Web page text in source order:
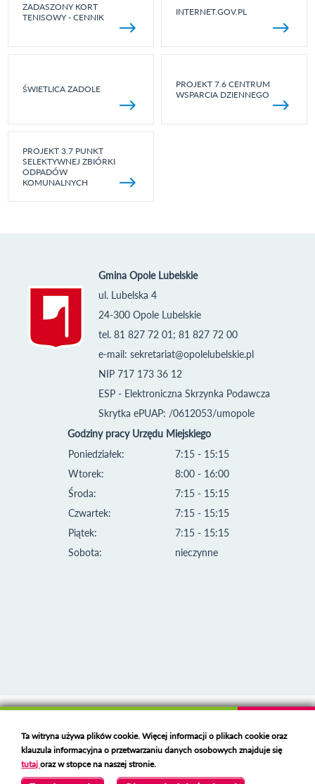
ZADASZONY KORT
TENISOWY - CENNIK
INTERNET.GOV.PL
ŚWIETLICA ZADOLE
PROJEKT 7.6 CENTRUM
WSPARCIA DZIENNEGO
PROJEKT 3.7 PUNKT
SELEKTYWNEJ ZBIÓRKI
ODPADÓW
KOMUNALNYCH
Gmina Opole Lubelskie
ul. Lubelska 4
24-300 Opole Lubelskie
tel. 81 827 72 01; 81 827 72 00
e-mail: sekretariat@opolelubelskie.pl
NIP 717 173 36 12
ESP - Elektroniczna Skrzynka Podawcza
Skrytka ePUAP: /0612053/umopole
Godziny pracy Urzędu Miejskiego
Poniedziałek:
Wtorek:
Środa:
Czwartek:
Piątek:
Sobota:
7:15 - 15:15
8:00 - 16:00
7:15 - 15:15
7:15 - 15:15
7:15 - 15:15
nieczynne
Deklaracja dostępności
Polski serwer RBLhttps://polspam.pl/
Copyright 2023 Urząd Miejski w Opolu Lubelskim
Ta witryna używa plików cookie. Więcej informacji o plikach cookie oraz
klauzula informacyjna o przetwarzaniu danych osobowych znajduje się
tutajoraz w stopce na naszej stronie.